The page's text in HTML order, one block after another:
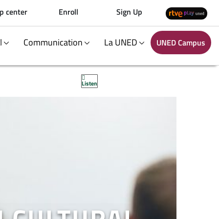
center Enroll Sign Up
Communication La UNED UNED Campus
Listen